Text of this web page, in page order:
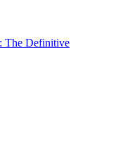
The Definitive